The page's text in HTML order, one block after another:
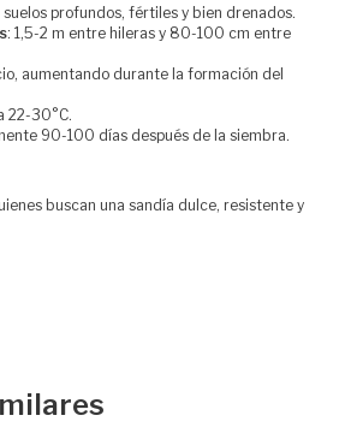
suelos profundos, fértiles y bien drenados.
: 1,5-2 m entre hileras y 80-100 cm entre
aumentando durante la formación del
22-30°C.
90-100 días después de la siembra.
buscan una sandía dulce, resistente y